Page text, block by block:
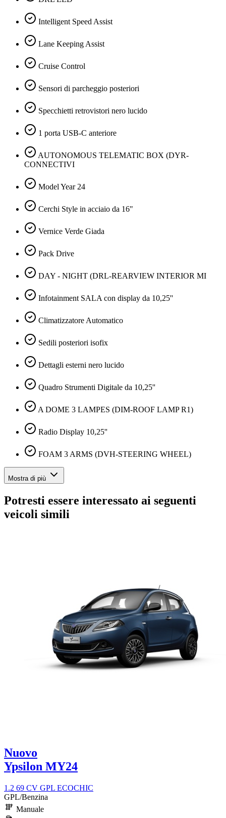
Intelligent Speed Assist
Lane Keeping Assist
Cruise Control
Sensori di parcheggio posteriori
Specchietti retrovistori nero lucido
1 porta USB-C anteriore
AUTONOMOUS TELEMATIC BOX (DYR-
CONNECTIVI
Model Year 24
Cerchi Style in acciaio da 16"
Vernice Verde Giada
Pack Drive
DAY - NIGHT (DRL-REARVIEW INTERIOR MI
Infotainment SALA con display da 10,25''
Climatizzatore Automatico
Sedili posteriori isofix
Dettagli esterni nero lucido
Quadro Strumenti Digitale da 10,25''
A DOME 3 LAMPES (DIM-ROOF LAMP R1)
Radio Display 10,25''
FOAM 3 ARMS (DVH-STEERING WHEEL)
Mostra di più
Potresti essere interessato ai seguenti
veicoli simili
Nuovo
Ypsilon MY24
1.2 69 CV GPL ECOCHIC
GPL/Benzina
Manuale